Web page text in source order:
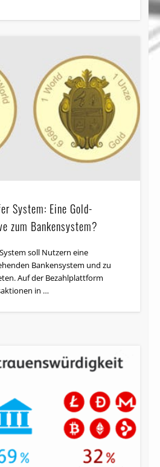
System: Eine Gold-
zum Bankensystem?
soll Nutzern eine
Bankensystem und zu
Auf der Bezahlplattform
in …